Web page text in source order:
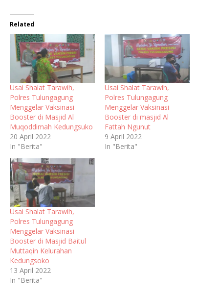
Related
Usai Shalat Tarawih,
Polres Tulungagung
Menggelar Vaksinasi
Booster di Masjid Al
Muqoddimah Kedungsuko
20 April 2022
In "Berita"
Usai Shalat Tarawih,
Polres Tulungagung
Menggelar Vaksinasi
Booster di masjid Al
Fattah Ngunut
9 April 2022
In "Berita"
Usai Shalat Tarawih,
Polres Tulungagung
Menggelar Vaksinasi
Booster di Masjid Baitul
Muttaqin Kelurahan
Kedungsoko
13 April 2022
In "Berita"